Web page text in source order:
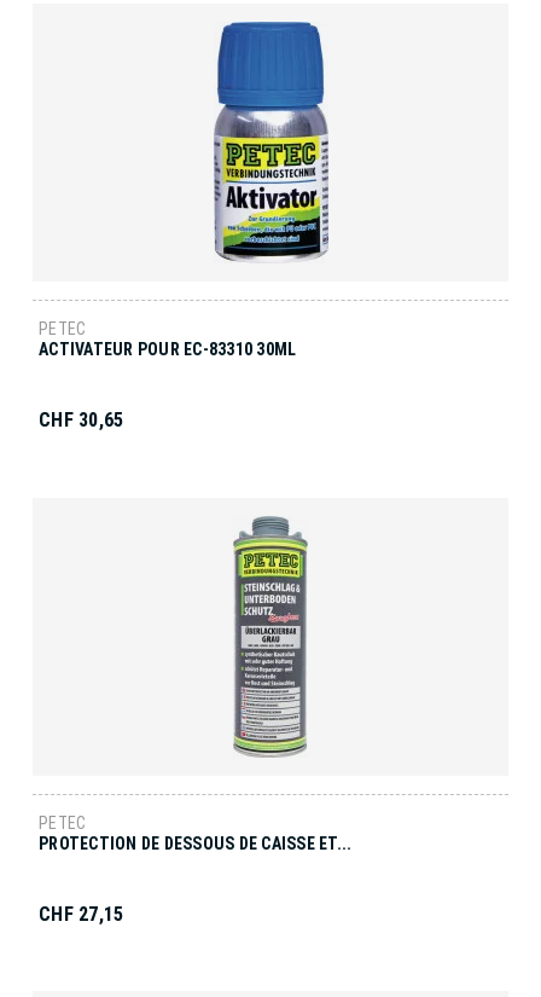
PETEC
ACTIVATEUR POUR EC-83310 30ML
CHF 30,65
PETEC
PROTECTION DE DESSOUS DE CAISSE ET...
CHF 27,15